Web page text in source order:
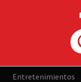
Entretenimientos